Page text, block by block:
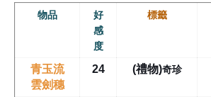
物品
好
感
度
標籤
青玉流
雲劍穗
24 (禮物)奇珍